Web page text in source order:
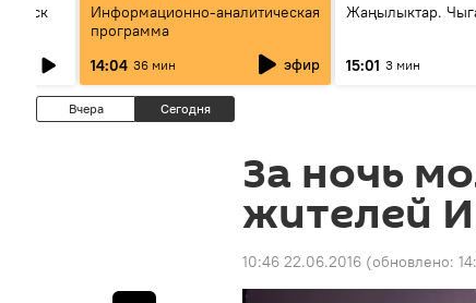
Информационно-аналитическая
программа
14:04 36 мин эфир
Жаңылыктар.
15:01 3 мин
Вчера Сегодня
За ночь
жителей
10:46 22.06.2016 (обновлено: